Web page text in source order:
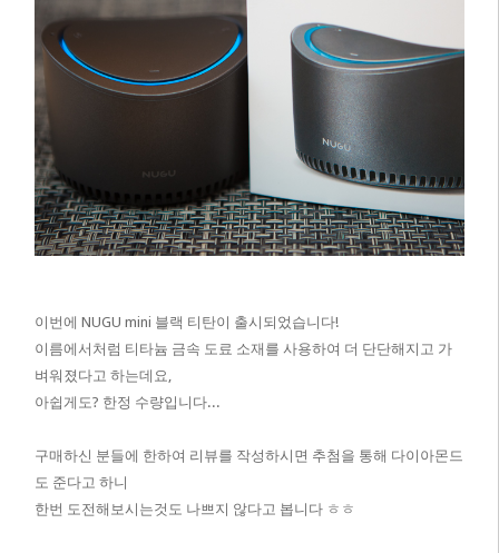
이번에 NUGU mini 블랙 티탄이 출시되었습니다!
이름에서처럼 티타늄 금속 도료 소재를 사용하여 더 단단해지고 가
벼워졌다고 하는데요,
아쉽게도? 한정 수량입니다...
구매하신 분들에 한하여 리뷰를 작성하시면 추첨을 통해 다이아몬드
도 준다고 하니
한번 도전해보시는것도 나쁘지 않다고 봅니다 ㅎㅎ